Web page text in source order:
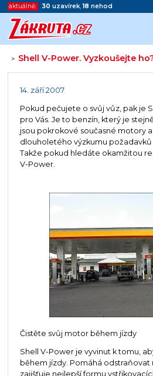
aktuálně: 30 uzavírek,18 nehod
> Shell V-Power. Vyzkoušejte
Začátek reklamy
14. září 2007
Pokud pečujete o svůj vůz, pak je
pro Vás. Je to benzín, který je
jsou pokrokové současné motory
dlouholetého výzkumu požadavků
Takže pokud hledáte okamžitou
V-Power.
Čistěte svůj motor během jízdy
Shell V-Power je vyvinut k tomu,
během jízdy. Pomáhá
zajišťuje nejlepší formu